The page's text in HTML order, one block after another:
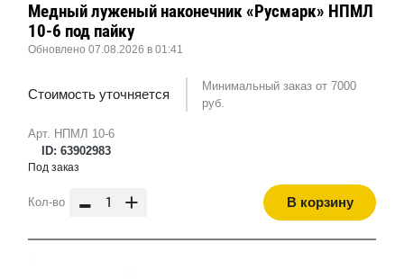
Арт. НПМЛ 10-6
ID: 63902983
Медный луженый наконечник «Русмарк» НПМЛ
10-6 под пайку
Обновлено 07.08.2026 в 01:41
Стоимость уточняется
Минимальный заказ от 7000
руб.
Под заказ
Кол-во - + В корзину